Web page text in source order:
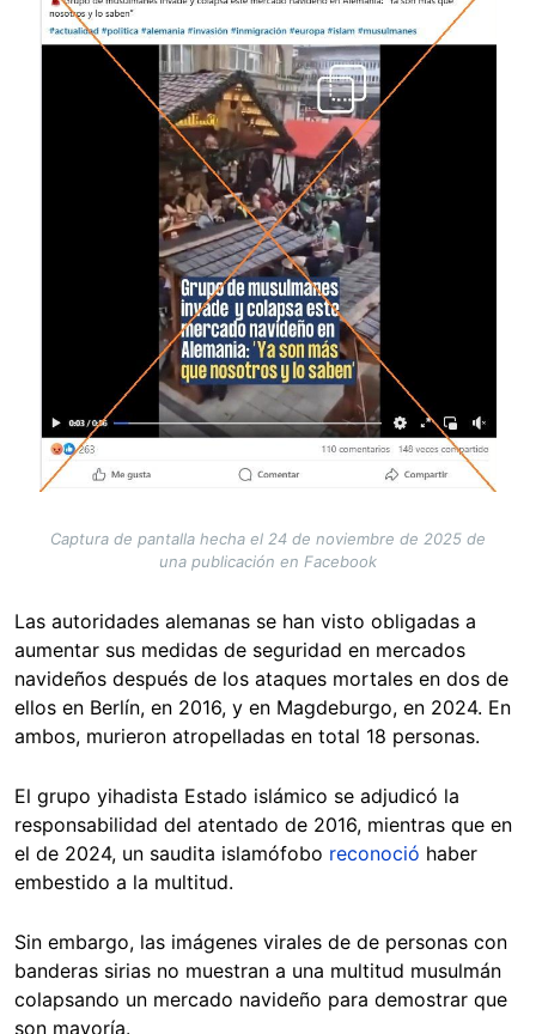
Captura de pantalla hecha el 24 de noviembre de 2025 de
una publicación en Facebook
Las autoridades alemanas se han visto obligadas a
aumentar sus medidas de seguridad en mercados
navideños después de los ataques mortales en dos de
ellos en Berlín, en 2016, y en Magdeburgo, en 2024. En
ambos, murieron atropelladas en total 18 personas.
El grupo yihadista Estado islámico se adjudicó la
responsabilidad del atentado de 2016, mientras que en
el de 2024, un saudita islamófobo reconoció haber
embestido a la multitud.
Sin embargo, las imágenes virales de de personas con
banderas sirias no muestran a una multitud musulmán
colapsando un mercado navideño para demostrar que
son mayoría.